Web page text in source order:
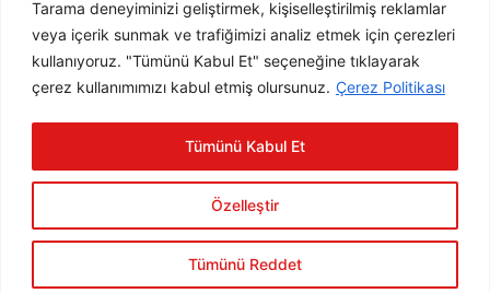
Tarama deneyiminizi geliştirmek, kişiselleştirilmiş reklamlar
veya içerik sunmak ve trafiğimizi analiz etmek için çerezleri
kullanıyoruz. "Tümünü Kabul Et" seçeneğine tıklayarak
çerez kullanımımızı kabul etmiş olursunuz. Çerez Politikası
Özelleştir
Tümünü Reddet
Tümünü Kabul Et
ABONE OL
ABONE OL
okudum, onaylıyorum.
2025 © Psychology Times Türkiye Tüm hakları saklıdır.